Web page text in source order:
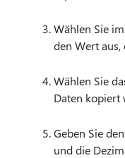
Wählen Sie
den Wert
Wählen Sie
Daten kopiert
Geben Sie
und die